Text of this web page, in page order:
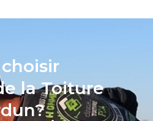
la Toiture